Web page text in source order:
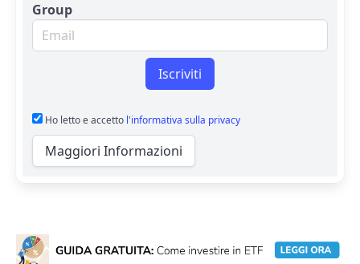
Group
Email per newsletter
Iscriviti
Ho letto e accetto l'informativa sulla privacy
Maggiori Informazioni